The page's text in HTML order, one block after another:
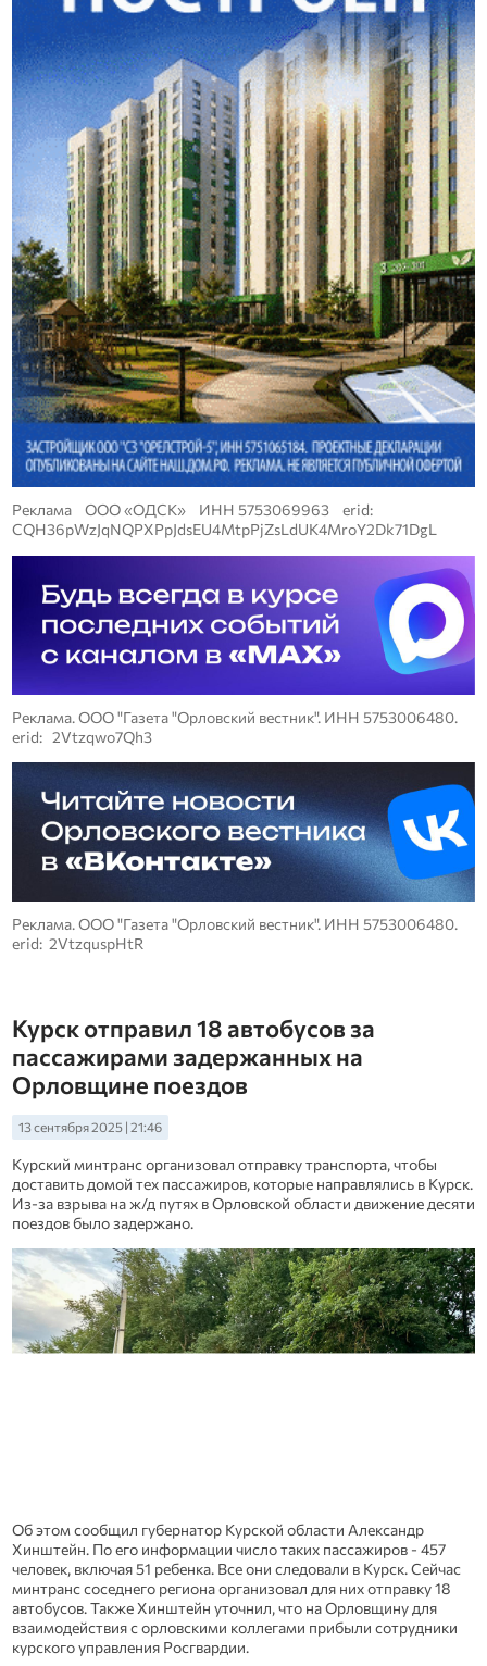
Реклама ООО «ОДСК» ИНН 5753069963 erid:
CQH36pWzJqNQPXPpJdsEU4MtpPjZsLdUK4MroY2Dk71DgL
Реклама. ООО "Газета "Орловский вестник". ИНН 5753006480.
erid: 2Vtzqwo7Qh3
Реклама. ООО "Газета "Орловский вестник". ИНН 5753006480.
erid: 2VtzquspHtR
Курск отправил 18 автобусов за
пассажирами задержанных на
Орловщине поездов
13 сентября 2025 | 21:46
Курский минтранс организовал отправку транспорта, чтобы
доставить домой тех пассажиров, которые направлялись в Курск.
Из-за взрыва на ж/д путях в Орловской области движение десяти
поездов было задержано.
Об этом сообщил губернатор Курской области Александр
Хинштейн. По его информации число таких пассажиров - 457
человек, включая 51 ребенка. Все они следовали в Курск. Сейчас
минтранс соседнего региона организовал для них отправку 18
автобусов. Также Хинштейн уточнил, что на Орловщину для
взаимодействия с орловскими коллегами прибыли сотрудники
курского управления Росгвардии.